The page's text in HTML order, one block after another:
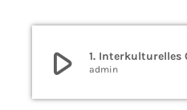
play_arrow 1. Interkulturelles
admin